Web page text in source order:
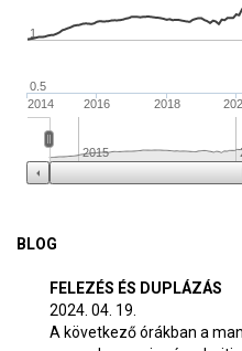
2016 2018
2014
2015
1
0.5
BLOG
FELEZÉS ÉS DUPLÁZÁS
2024. 04. 19.
A következő órákban a